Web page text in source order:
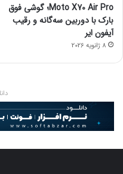
Moto X70 Air Pro؛ گوشی فوق
بارک با دوربین سه‌گانه و رقیب
آیفون ایر
8 ژانویه 2026